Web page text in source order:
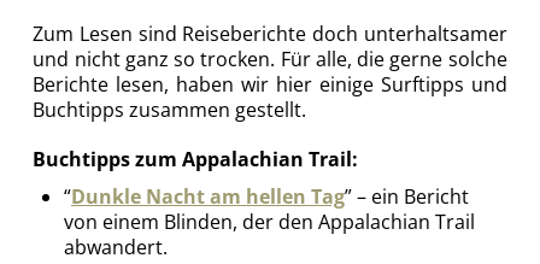
Zum Lesen sind Reiseberichte doch unterhaltsamer
und nicht ganz so trocken. Für alle, die gerne solche
Berichte lesen, haben wir hier einige Surftipps und
Buchtipps zusammen gestellt.
Buchtipps zum Appalachian Trail:
“Dunkle Nacht am hellen Tag” – ein Bericht
von einem Blinden, der den Appalachian Trail
abwandert.